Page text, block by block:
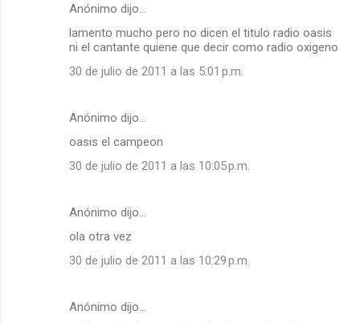
Anónimo dijo…
lamento mucho pero no dicen el titulo radio oasis
ni el cantante quiene que decir como radio oxigeno
30 de julio de 2011 a las 5:01 p.m.
Anónimo dijo…
oasis el campeon
30 de julio de 2011 a las 10:05 p.m.
Anónimo dijo…
ola otra vez
30 de julio de 2011 a las 10:29 p.m.
Anónimo dijo…